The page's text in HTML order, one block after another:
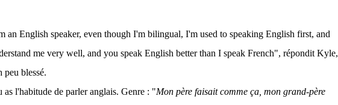
an English speaker, even though I'm bilingual, I'm used to speaking English first, and
me very well, and you speak English better than I speak French", répondit Kyle,
peu blessé.
as l'habitude de parler anglais. Genre : "Mon père faisait comme ça, mon grand-père